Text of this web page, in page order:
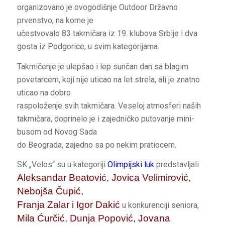
organizovano je ovogodišnje Outdoor Državno
prvenstvo, na kome je
učestvovalo 83 takmičara iz 19. klubova Srbije i dva
gosta iz Podgorice, u svim kategorijama.
Takmičenje je ulepšao i lep sunčan dan sa blagim
povetarcem, koji nije uticao na let strela, ali je znatno
uticao na dobro
raspoloženje svih takmičara. Veseloj atmosferi naših
takmičara, doprinelo je i zajedničko putovanje mini-
busom od Novog Sada
do Beograda, zajedno sa po nekim pratiocem.
SK „Velos“ su u kategoriji Olimpijski lukpredstavljali
Aleksandar Beatović, Jovica Velimirović,
Nebojša Čupić,
Franja Zalar i Igor Dakić u konkurenciji seniora,
Mila Ćurčić, Dunja Popović, Jovana